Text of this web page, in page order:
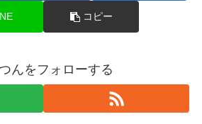
コピー
んをフォローする